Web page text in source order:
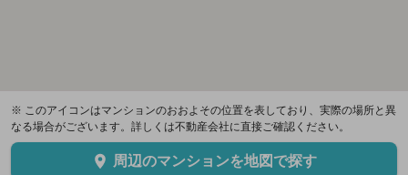
※ このアイコンはマンションのおおよその位置を表しており、実際の場所と異
なる場合がございます。詳しくは不動産会社に直接ご確認ください。
周辺のマンションを地図で探す